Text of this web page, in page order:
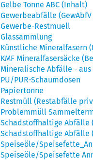
Gelbe Tonne ABC (Inhalt)
Gewerbeabfälle (GewAbfV
Gewerbe-Restmuell
Glassammlung
Künstliche Mineralfasern
KMF Mineralfasersäcke
Mineralische Abfälle -
PU/PUR-Schaumdosen
Papiertonne
Restmüll (Restabfälle
Problemmüll
Schadstoffhaltige
Schadstoffhaltige Abfälle
Speiseöle/
Speiseöle/Speisefette